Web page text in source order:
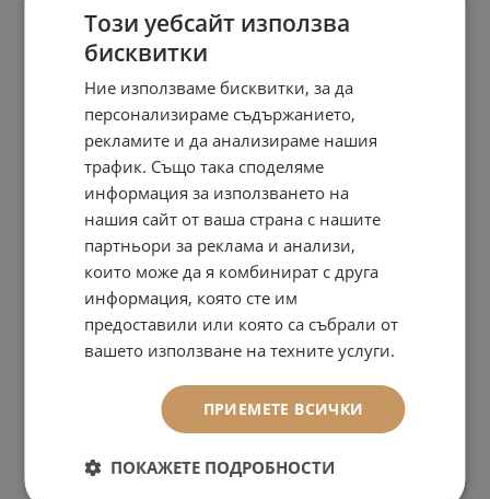
Този уебсайт използва
бисквитки
Ние използваме бисквитки, за да
персонализираме съдържанието,
рекламите и да анализираме нашия
трафик. Също така споделяме
информация за използването на
нашия сайт от ваша страна с нашите
партньори за реклама и анализи,
които може да я комбинират с друга
информация, която сте им
предоставили или която са събрали от
вашето използване на техните услуги.
ПРИЕМЕТЕ ВСИЧКИ
ПОКАЖЕТЕ ПОДРОБНОСТИ